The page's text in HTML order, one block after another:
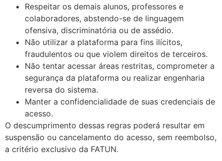
Respeitar os demais alunos, professores e
colaboradores, abstendo-se de linguagem
ofensiva, discriminatória ou de assédio.
Não utilizar a plataforma para fins ilícitos,
fraudulentos ou que violem direitos de terceiros.
Não tentar acessar áreas restritas, comprometer a
segurança da plataforma ou realizar engenharia
reversa do sistema.
Manter a confidencialidade de suas credenciais de
acesso.
O descumprimento dessas regras poderá resultar em
suspensão ou cancelamento do acesso, sem reembolso,
a critério exclusivo da FATUN.